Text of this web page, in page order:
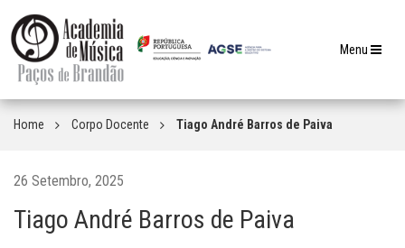
Toggle
Menu
Home Corpo Docente Tiago André Barros de Paiva
26 Setembro, 2025
Tiago André Barros de Paiva